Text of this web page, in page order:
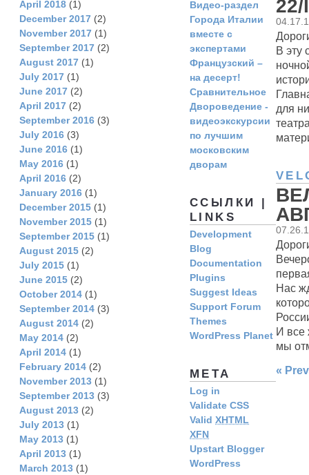
22/
В эту
для
Нас
И все
мы
«
Видео-раздел
Города Италии
вместе с
экспертами
Французский –
на десерт!
Сравнительное
Двороведение -
видеоэкскурсии
по лучшим
московским
дворам
ССЫЛКИ |
LINKS
Development
Blog
Documentation
Plugins
Suggest Ideas
Support Forum
Themes
WordPress Planet
META
Log in
Validate CSS
Valid XHTML
XFN
Upstart Blogger
WordPress
April 2018 (1)
December 2017 (2)
November 2017 (1)
September 2017 (2)
August 2017 (1)
July 2017 (1)
June 2017 (2)
April 2017 (2)
September 2016 (3)
July 2016 (3)
June 2016 (1)
May 2016 (1)
April 2016 (2)
January 2016 (1)
December 2015 (1)
November 2015 (1)
September 2015 (1)
August 2015 (2)
July 2015 (1)
June 2015 (2)
October 2014 (1)
September 2014 (3)
August 2014 (2)
May 2014 (2)
April 2014 (1)
February 2014 (2)
November 2013 (1)
September 2013 (3)
August 2013 (2)
July 2013 (1)
May 2013 (1)
April 2013 (1)
March 2013 (1)